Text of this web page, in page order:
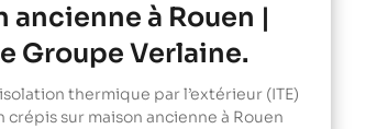
ancienne à Rouen |
Groupe Verlaine.
isolation thermique par l’extérieur (ITE)
crépis sur maison ancienne à Rouen